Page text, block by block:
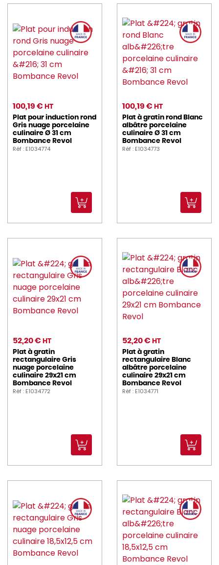
100,19 € HT
Plat pour induction rond
Gris nuage porcelaine
culinaire Ø 31 cm
Bombance Revol
Réf : E1034774
100,19 € HT
Plat à gratin rond Blanc
albâtre porcelaine
culinaire Ø 31 cm
Bombance Revol
Réf : E1034773
52,20 € HT
Plat à gratin
rectangulaire Gris
nuage porcelaine
culinaire 29x21 cm
Bombance Revol
Réf : E1034772
52,20 € HT
Plat à gratin
rectangulaire Blanc
albâtre porcelaine
culinaire 29x21 cm
Bombance Revol
Réf : E1034771